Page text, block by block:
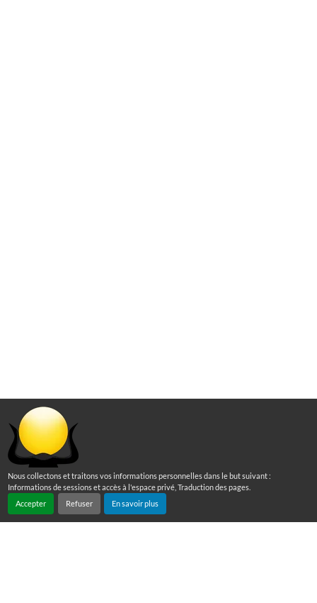
Nous collectons et traitons vos informations personnelles dans le but suivant :
Informations de sessions et accès à l'espace privé, Traduction des pages
Accepter
Refuser En savoir plus